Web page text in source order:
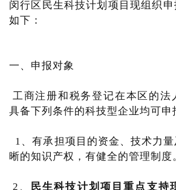
闵行区民生科技计划项目现组织
如下：
一、申报对象
工商注册和税务登记在本区的法
具备下列条件的科技型企业均可申
1、有承担项目的资金、技术力
晰的知识产权，有健全的管理制度
2、 民生科技计划项目重点支持